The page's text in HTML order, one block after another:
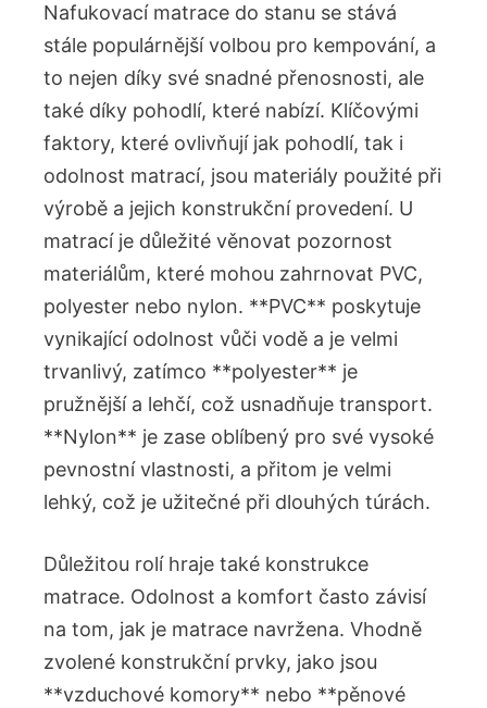
Nafukovací matrace ⁤do‌ stanu se stává
⁣stále​ populárnější volbou‍ pro kempování, a
to nejen díky​ své ⁢snadné přenosnosti,⁤ ale
také díky⁢ pohodlí, které‍ nabízí. Klíčovými
faktory, které‌ ovlivňují⁤ jak ⁢pohodlí, tak i
odolnost matrací, ⁣jsou materiály použité při
výrobě‌ a jejich konstrukční provedení.⁤ U
matrací je důležité‌ věnovat pozornost
‍materiálům, ⁣které ​mohou zahrnovat ‌PVC,
polyester nebo nylon. **PVC** poskytuje
vynikající ‍odolnost vůči vodě a ⁢je velmi
trvanlivý, zatímco **polyester** je​
pružnější ‌a ​lehčí,‌ což usnadňuje transport.
**Nylon** ⁢je zase oblíbený pro své ⁤vysoké‍
pevnostní ⁣vlastnosti, a‌ přitom je⁣ velmi​
lehký, což je užitečné ​při dlouhých túrách.
Důležitou rolí hraje také konstrukce
matrace. Odolnost a komfort​ často závisí
na tom,​ jak je‌ matrace navržena. Vhodně
zvolené konstrukční prvky, jako ⁢jsou
**vzduchové ⁣komory** nebo **pěnové